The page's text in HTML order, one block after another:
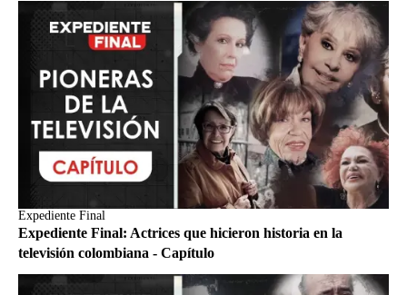
Expediente Final
Expediente Final: Actrices que hicieron historia en la
televisión colombiana - Capítulo